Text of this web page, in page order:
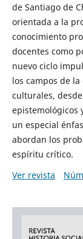
de Santiago de
orientada a la
conocimiento
docentes como
nuevo ciclo
los campos de
culturales,
epistemológicos
un especial
abordan los
espíritu crítico.
Ver revista